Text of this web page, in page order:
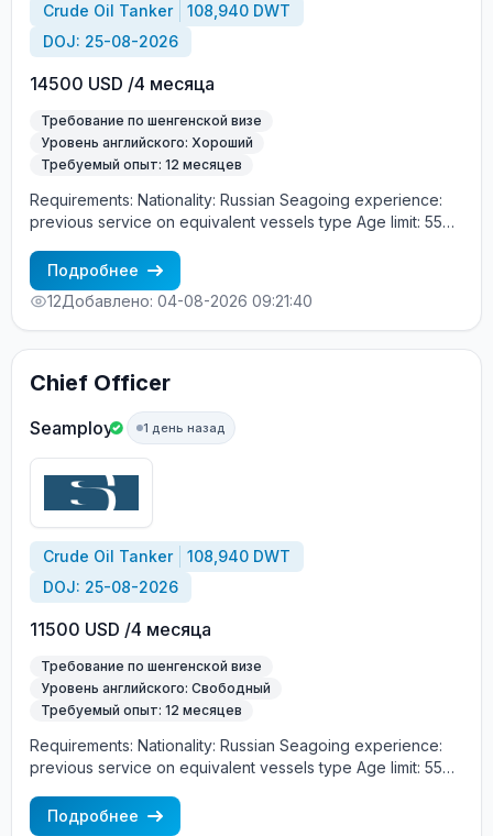
Crude Oil Tanker
108,940 DWT
DOJ: 25-08-2026
14500 USD /4 месяца
Требование по шенгенской визе
Уровень английского: Хороший
Требуемый опыт: 12 месяцев
Requirements: Nationality: Russian Seagoing experience:
previous service on equivalent vessels type Age limit: 55
Подробнее
12Добавлено: 04-08-2026 09:21:40
Chief Officer
Seamploy 1 день назад
Crude Oil Tanker
108,940 DWT
DOJ: 25-08-2026
11500 USD /4 месяца
Требование по шенгенской визе
Уровень английского: Свободный
Требуемый опыт: 12 месяцев
Requirements: Nationality: Russian Seagoing experience:
previous service on equivalent vessels type Age limit: 55
Подробнее